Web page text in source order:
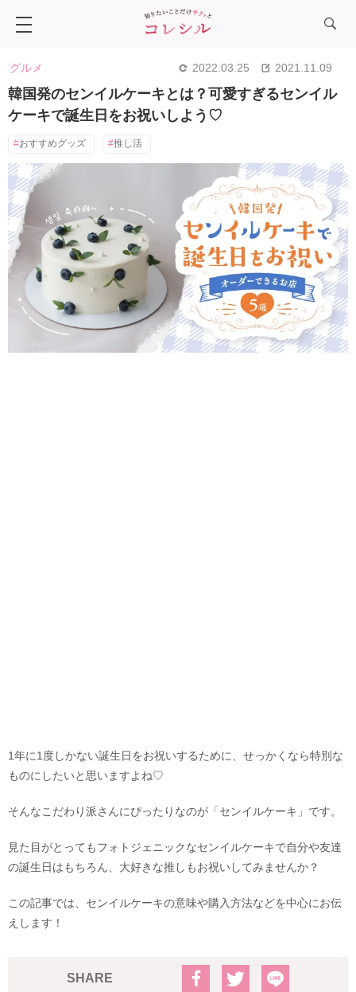
グルメ 2022.03.25 2021.11.09
韓国発のセンイルケーキとは？可愛すぎるセンイル
ケーキで誕生日をお祝いしよう♡
おすすめグッズ 推し活
1年に1度しかない誕生日をお祝いするために、せっかくなら特別な
ものにしたいと思いますよね♡
そんなこだわり派さんにぴったりなのが「センイルケーキ」です。
見た目がとってもフォトジェニックなセンイルケーキで自分や友達
の誕生日はもちろん、大好きな推しもお祝いしてみませんか？
この記事では、センイルケーキの意味や購入方法などを中心にお伝
えします！
SHARE